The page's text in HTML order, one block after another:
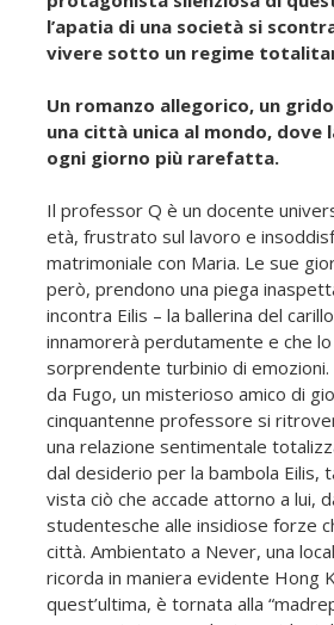
l’apatia di una società si
vivere sotto un regime
Un romanzo allegorico, un
una città unica al mondo, dove
ogni giorno più rarefatta.
Il professor Q è un docente
età, frustrato sul lavoro e
matrimoniale con Maria. Le sue
però, prendono una piega
incontra Eilis – la ballerina del
innamorerà perdutamente e che lo
sorprendente turbinio di emozioni.
da Fugo, un misterioso amico di
cinquantenne professore si
una relazione sentimentale
dal desiderio per la bambola Eilis,
vista ciò che accade attorno a lui,
studentesche alle insidiose forze
città. Ambientato a Never, una
ricorda in maniera evidente Hong
quest’ultima, è tornata alla